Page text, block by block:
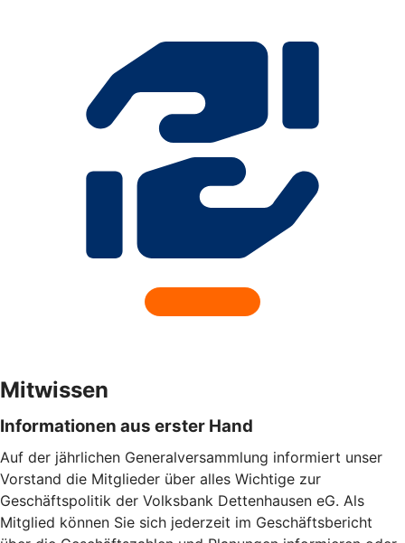
Mitwissen
Informationen aus erster Hand
Auf der jährlichen Generalversammlung informiert unser
Vorstand die Mitglieder über alles Wichtige zur
Geschäftspolitik der Volksbank Dettenhausen eG. Als
Mitglied können Sie sich jederzeit im Geschäftsbericht